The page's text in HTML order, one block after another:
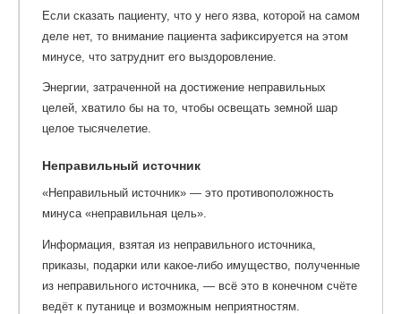
Если сказать пациенту, что у него язва, которой на самом
деле нет, то внимание пациента зафиксируется на этом
минусе, что затруднит его выздоровление.
Энергии, затраченной на достижение неправильных
целей, хватило бы на то, чтобы освещать земной шар
целое тысячелетие.
Неправильный источник
«Неправильный источник» — это противоположность
минуса «неправильная цель».
Информация, взятая из неправильного источника,
приказы, подарки или какое-либо имущество, полученные
из неправильного источника, — всё это в конечном счёте
ведёт к путанице и возможным неприятностям.